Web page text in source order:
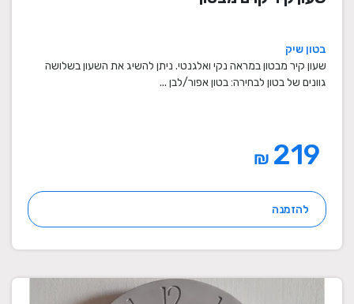
בטון שיק
שעון קיר מבטון במראה נקי ואלגנטי. ניתן להשיג את השעון בשלושה
גוונים של בטון לבחירה: בטון אפור/לבן ...
₪
להזמנה